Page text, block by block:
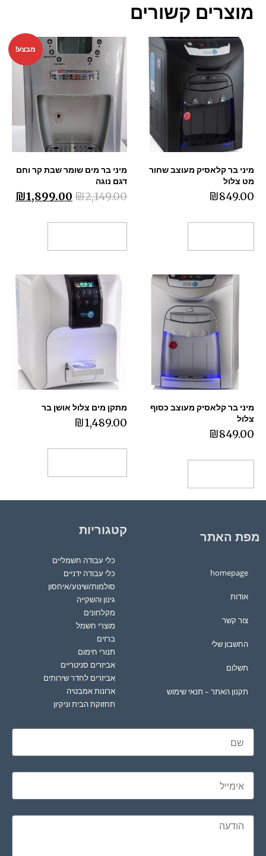
מוצרים קשורים
מיני בר קלאסיק מעוצב שחור
מט צלול
₪849.00
מבצע!
מיני בר מים שומר שבת קר וחם
דגם נוגה
₪2,149.00
₪1,899.00
מיני בר קלאסיק מעוצב כסוף
צלול
₪849.00
מתקן מים ‏צלול אושן בר
₪1,489.00
מפת האתר
homepage
אודות
צור קשר
החשבון שלי
תשלום
תקנון האתר – תנאי שימוש
קטגוריות
כלי עבודה חשמליים
כלי עבודה ידניים
סולמות/שינוע/איחסון
גינון והשקייה
מקלחונים
מוצרי חשמל
ברזים
תנורי חימום
אביזרים סניטריים
אביזרים לחדר שירותים
ארונות אמבטיה
תחזוקת הבית וניקיון